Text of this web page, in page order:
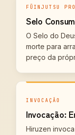
FŪINJUTSU
Selo
O Selo do
morte para
preço da
INVOCAÇÃO
Invocação:
Hiruzen